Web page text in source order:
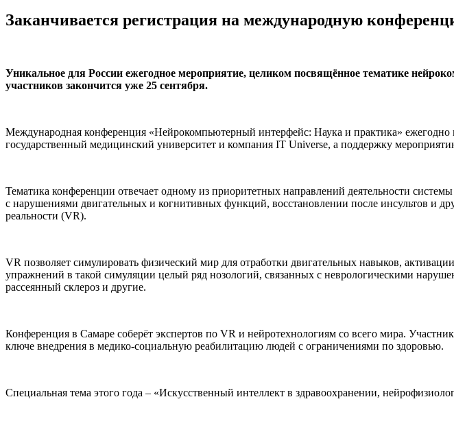
Заканчивается регистрация на международную
Уникальное для России ежегодное мероприятие, целиком посвящённое тематике
участников закончится уже 25 сентября.
Международная конференция «Нейрокомпьютерный интерфейс: Наука и практика»
государственный медицинский университет и компания IT Universe, а поддержку
Тематика конференции отвечает одному из приоритетных направлений деятельности
с нарушениями двигательных и когнитивных функций, восстановлении после инсультов и
реальности (VR).
VR позволяет симулировать физический мир для отработки двигательных навыков,
упражнений в такой симуляции целый ряд нозологий, связанных с неврологическими
рассеянный склероз и другие.
Конференция в Самаре соберёт экспертов по VR и нейротехнологиям со всего мира.
ключе внедрения в медико-социальную реабилитацию людей с ограничениями по здоровью.
Специальная тема этого года – «Искусственный интеллект в здравоохранении,